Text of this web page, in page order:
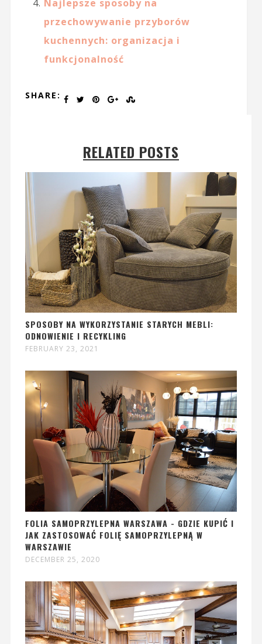
Najlepsze sposoby na
przechowywanie przyborów
kuchennych: organizacja i
funkcjonalność
SHARE:
RELATED POSTS
SPOSOBY NA WYKORZYSTANIE STARYCH MEBLI:
ODNOWIENIE I RECYKLING
FEBRUARY 23, 2021
FOLIA SAMOPRZYLEPNA WARSZAWA - GDZIE KUPIĆ I
JAK ZASTOSOWAĆ FOLIĘ SAMOPRZYLEPNĄ W
WARSZAWIE
DECEMBER 25, 2020